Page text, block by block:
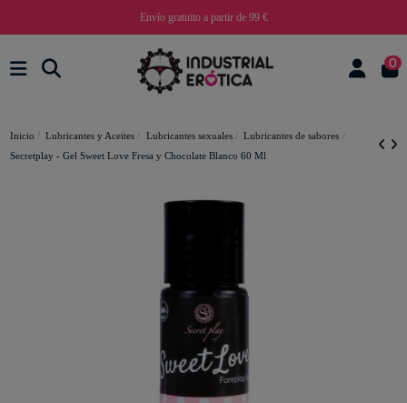
Envío gratuito a partir de 99 €
0
Inicio Lubricantes y Aceites Lubricantes sexuales
Lubricantes de sabores
Secretplay - Gel Sweet Love Fresa y Chocolate Blanco 60 Ml